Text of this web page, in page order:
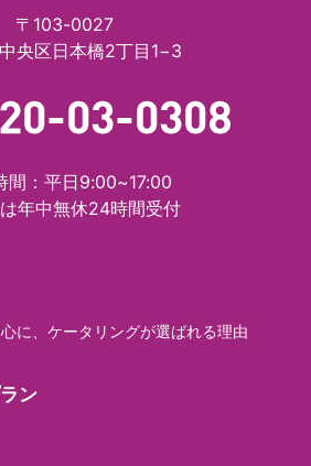
〒103-0027
央区日本橋2丁目1−3
間：平日9:00~17:00
年中無休24時間受付
に、ケータリングが選ばれる理由
ン